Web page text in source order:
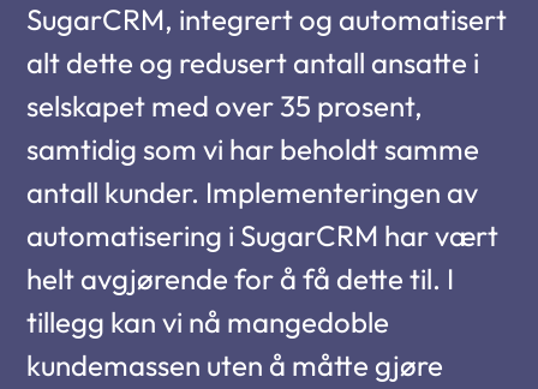
SugarCRM, integrert og automatisert
alt dette og redusert antall ansatte i
selskapet med over 35 prosent,
samtidig som vi har beholdt samme
antall kunder. Implementeringen av
automatisering i SugarCRM har vært
helt avgjørende for å få dette til. I
tillegg kan vi nå mangedoble
kundemassen uten å måtte gjøre